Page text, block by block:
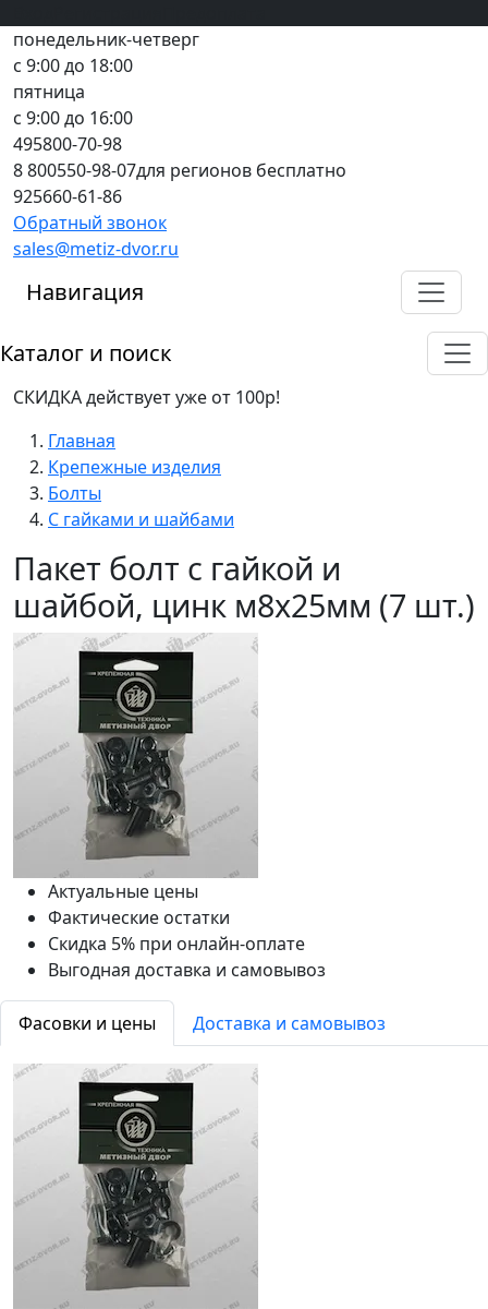
понедельник-четверг
с 9:00 до 18:00
пятница
с 9:00 до 16:00
495800-70-98
8 800550-98-07для регионов бесплатно
925660-61-86
Обратный звонок
sales@metiz-dvor.ru
Навигация
Каталог и поиск
СКИДКА действует уже от 100р!
Главная
Крепежные изделия
Болты
С гайками и шайбами
Пакет болт с гайкой и
шайбой, цинк м8х25мм (7 шт.)
Актуальные цены
Фактические остатки
Скидка 5% при онлайн-оплате
Выгодная доставка и самовывоз
Фасовки и цены Доставка и самовывоз